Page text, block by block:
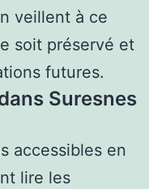
veillent à ce
soit préservé et
futures.
Suresnes
accessibles en
lire les